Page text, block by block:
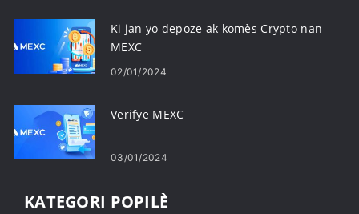
Ki jan yo depoze ak komès Crypto nan
MEXC
02/01/2024
Verifye MEXC
03/01/2024
KATEGORI POPILÈ